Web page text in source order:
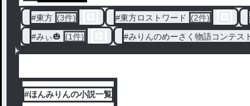
#東方 (3件) #東方ロストワード (2件)
#みぃ🎃 (1件) #みりんのめーさく物語コンテス
#ほんみりんの小説一覧